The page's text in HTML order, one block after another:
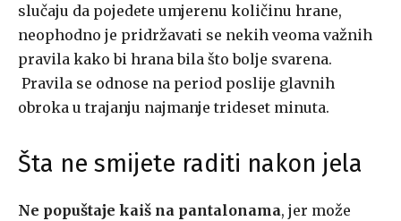
slučaju da pojedete umjerenu količinu hrane,
neophodno je pridržavati se nekih veoma važnih
pravila kako bi hrana bila što bolje svarena.
Pravila se odnose na period poslije glavnih
obroka u trajanju najmanje trideset minuta.
Šta ne smijete raditi nakon jela
Ne popuštaje kaiš na pantalonama, jer može